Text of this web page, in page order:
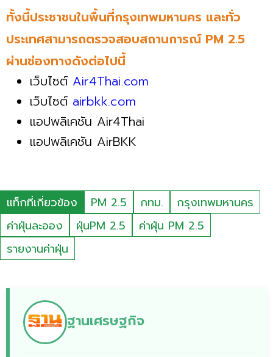
ทั้งนี้ประชาชนในพื้นที่กรุงเทพมหานคร และทั่ว
ประเทศสามารถตรวจสอบสถานการณ์ PM 2.5
ผ่านช่องทางดังต่อไปนี้
เว็บไซต์ Air4Thai.com
เว็บไซต์ airbkk.com
แอปพลิเคชัน Air4Thai
แอปพลิเคชัน AirBKK
แท็กที่เกี่ยวข้อง PM 2.5 กทม.
กรุงเทพมหานคร
ค่าฝุ่นละออง
ฝุ่นPM 2.5
ค่าฝุ่น PM 2.5
รายงานค่าฝุ่น
ฐานเศรษฐกิจ